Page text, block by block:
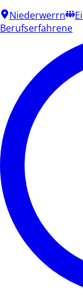
Niederwerrn
Berufserfahrene